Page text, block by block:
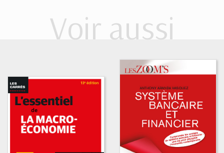
Voir aussi